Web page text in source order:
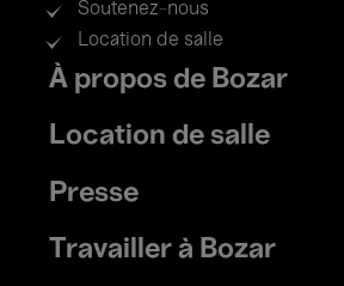
Soutenez-nous
Location de salle
Footer
menu
À propos de Bozar
Location de salle
Presse
Travailler à Bozar